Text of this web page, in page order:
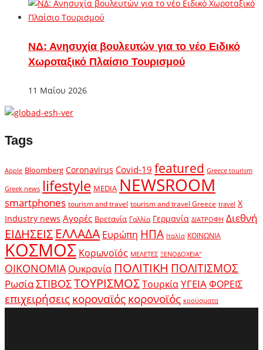
ΝΔ: Ανησυχία βουλευτών για το νέο Ειδικό
Χωροταξικό Πλαίσιο Τουρισμού
11 Μαΐου 2026
Tags
Apple Bloomberg Coronavirus Covid-19 featured Greece tourism
Greek news lifestyle MEDIA NEWSROOM
smartphones tourism and travel tourism and travel Greece travel X
Industry news Αγορές Βρετανία Γαλλία Γερμανία ΔΙΑΤΡΟΦΗ Διεθνή
ΕΙΔΗΣΕΙΣ ΕΛΛΑΔΑ Ευρώπη ΗΠΑ Ιταλία ΚΟΙΝΩΝΙΑ
ΚΟΣΜΟΣ Κορωνοϊός ΜΕΛΕΤΕΣ ΞΕΝΟΔΟΧΕΙΑ"
ΟΙΚΟΝΟΜΙΑ Ουκρανία ΠΟΛΙΤΙΚΗ ΠΟΛΙΤΙΣΜΟΣ
ΡωσίαΣΤΙΒΟΣΤΟΥΡΙΣΜΟΣΤουρκίαΥΓΕΙΑΦΟΡΕΙΣ
επιχειρήσειςκοροναϊόςκορονοϊός κρούσματα